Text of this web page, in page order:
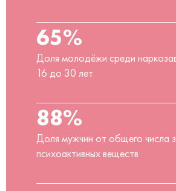
65%
Доля молодёжи среди
16 до 30 лет
88%
Доля мужчин от общего числа
психоактивных веществ